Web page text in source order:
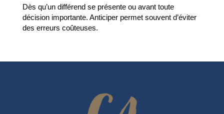
Dès qu’un différend se présente ou avant toute
décision importante. Anticiper permet souvent d’éviter
des erreurs coûteuses.